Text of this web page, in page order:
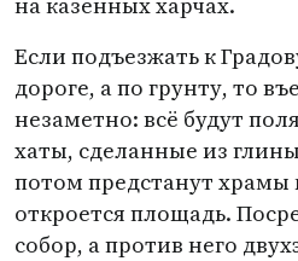
Если подъезжать к
дороге, а по грунту, то
незаметно: всё будут
хаты, сделанные из
потом предстанут храмы
откроется площадь.
собор, а против него